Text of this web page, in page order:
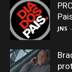
JNS -